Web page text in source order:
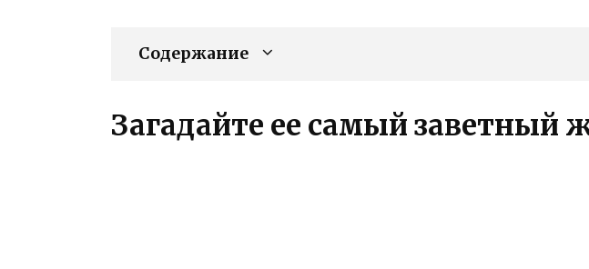
Содержание
Загадайте ее самый заветный